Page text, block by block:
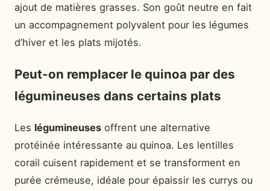
ajout de matières grasses. Son goût neutre en fait
un accompagnement polyvalent pour les légumes
d’hiver et les plats mijotés.
Peut-on remplacer le quinoa par des
légumineuses dans certains plats
Les légumineuses offrent une alternative
protéinée intéressante au quinoa. Les lentilles
corail cuisent rapidement et se transforment en
purée crémeuse, idéale pour épaissir les currys ou